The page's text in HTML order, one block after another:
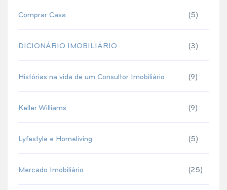
Comprar Casa (5)
DICIONÁRIO IMOBILIÁRIO (3)
Histórias na vida de um Consultor Imobiliário (9)
Keller Williams (9)
Lyfestyle e Homeliving (5)
Mercado Imobiliário (25)